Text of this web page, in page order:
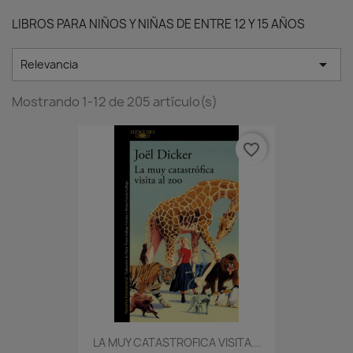
LIBROS PARA NIÑOS Y NIÑAS DE ENTRE 12 Y 15 AÑOS
Relevancia 
Mostrando 1-12 de 205 artículo(s)
LA MUY CATASTROFICA VISITA...
favorite_border